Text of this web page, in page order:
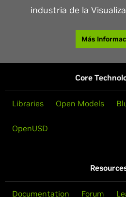
industria de la
Más
Core
Libraries Open Models
OpenUSD
Documentation Forum